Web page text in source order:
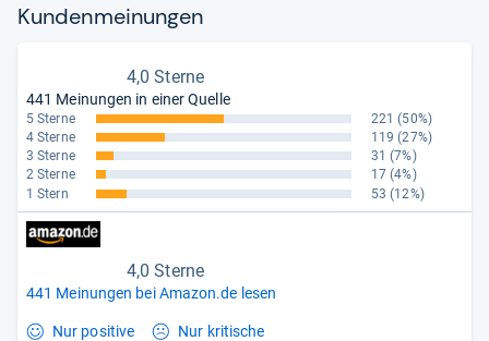
Kun­den­mei­nun­gen
4,0 Sterne
441 Meinungen in einer Quelle
5 Sterne 221 (50%)
4 Sterne
119 (27%)
3 Sterne
31 (7%)
2 Sterne
17 (4%)
1 Stern
53 (12%)
4,0 Sterne
441 Meinungen bei Amazon.de lesen
Nur positive Nur kritische